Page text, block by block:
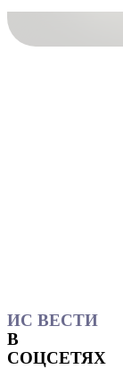
ИС ВЕСТИ
В
СОЦСЕТЯХ